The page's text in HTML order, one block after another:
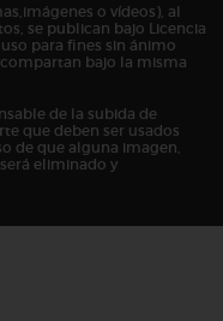
o vídeos), al
se publican bajo Licencia
para fines sin ánimo
bajo la misma
de la subida de
que deben ser usados
de que alguna imagen,
eliminado y